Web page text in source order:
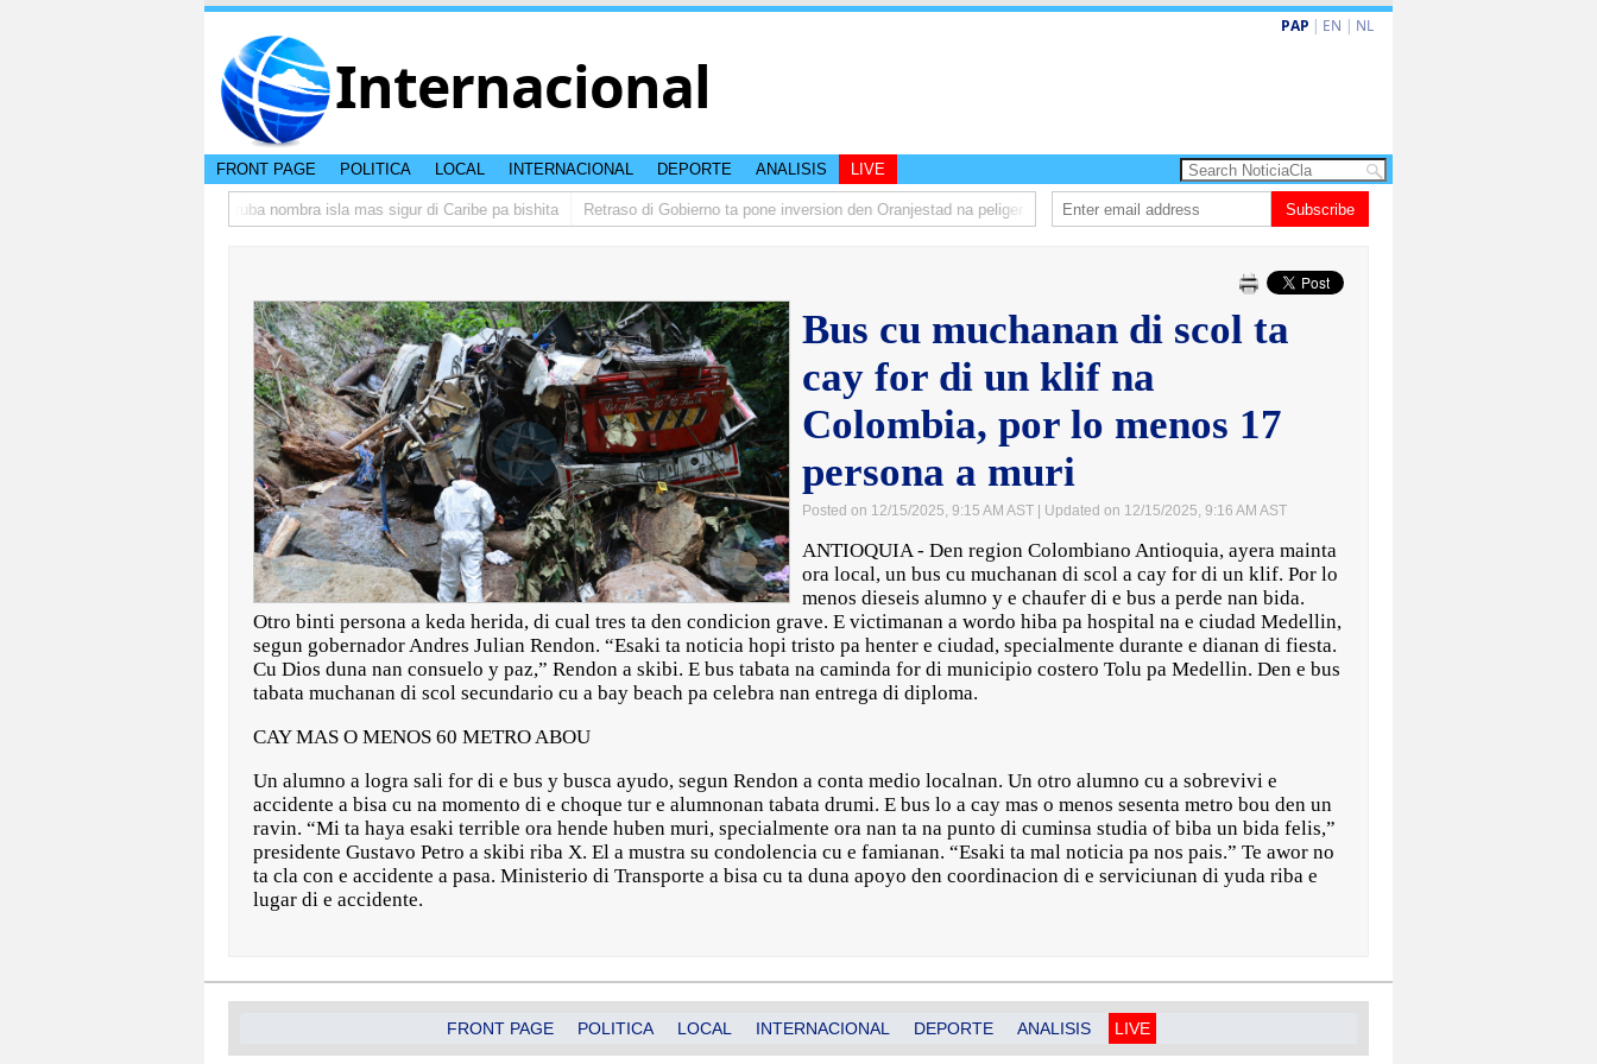
Internacional
PAP | EN | NL
FRONT PAGE POLITICA LOCAL INTERNACIONAL DEPORTE ANALISIS LIVE
CISI: Aruba nombra isla mas sigur di Caribe pa bishita Retraso di Gobierno ta pone inversion den Oranjestad na peliger Abelardo de la Espriella a huramenta como presidente di Colombia
Subscribe
Bus cu muchanan di scol ta
cay for di un klif na
Colombia, por lo menos 17
persona a muri
Posted on 12/15/2025, 9:15 AM AST | Updated on 12/15/2025, 9:16 AM AST
ANTIOQUIA - Den region Colombiano Antioquia, ayera mainta
ora local, un bus cu muchanan di scol a cay for di un klif. Por lo
menos dieseis alumno y e chaufer di e bus a perde nan bida.
Otro binti persona a keda herida, di cual tres ta den condicion grave. E victimanan a wordo hiba pa hospital na e ciudad Medellin,
segun gobernador Andres Julian Rendon. “Esaki ta noticia hopi tristo pa henter e ciudad, specialmente durante e dianan di fiesta.
Cu Dios duna nan consuelo y paz,” Rendon a skibi. E bus tabata na caminda for di municipio costero Tolu pa Medellin. Den e bus
tabata muchanan di scol secundario cu a bay beach pa celebra nan entrega di diploma.
CAY MAS O MENOS 60 METRO ABOU
Un alumno a logra sali for di e bus y busca ayudo, segun Rendon a conta medio localnan. Un otro alumno cu a sobrevivi e
accidente a bisa cu na momento di e choque tur e alumnonan tabata drumi. E bus lo a cay mas o menos sesenta metro bou den un
ravin. “Mi ta haya esaki terrible ora hende huben muri, specialmente ora nan ta na punto di cuminsa studia of biba un bida felis,”
presidente Gustavo Petro a skibi riba X. El a mustra su condolencia cu e famianan. “Esaki ta mal noticia pa nos pais.” Te awor no
ta cla con e accidente a pasa. Ministerio di Transporte a bisa cu ta duna apoyo den coordinacion di e serviciunan di yuda riba e
lugar di e accidente.
FRONT PAGE POLITICA LOCAL INTERNACIONAL DEPORTE ANALISIS LIVE